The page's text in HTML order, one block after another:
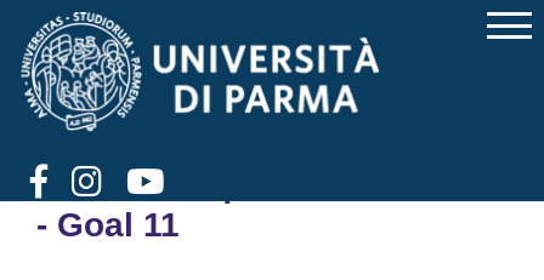
Popolazioni che
invecchiano. Il caso di
Parma nel quadro nazionale
- Goal 11